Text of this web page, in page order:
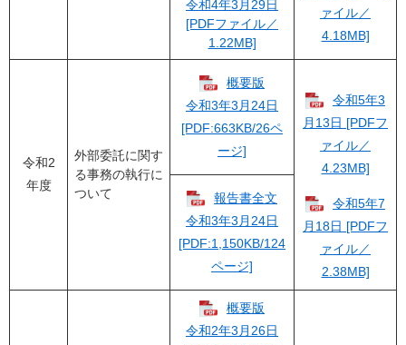
ァイル／
4.18MB]
令和4年3月29日
[PDFファイル／
1.22MB]
令和2
年度
外部委託に関す
る事務の執行に
ついて
概要版
令和3年3月24日
[PDF:663KB/26ペ
ージ]
令和5年3
月13日 [PDFフ
ァイル／
4.23MB]
令和5年7
月18日 [PDFフ
ァイル／
2.38MB]
報告書全文
令和3年3月24日
[PDF:1,150KB/124
ページ]
概要版
令和2年3月26日